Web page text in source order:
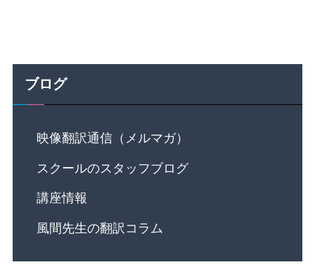
ブログ
映像翻訳通信（メルマガ）
スクールのスタッフブログ
講座情報
風間先生の翻訳コラム